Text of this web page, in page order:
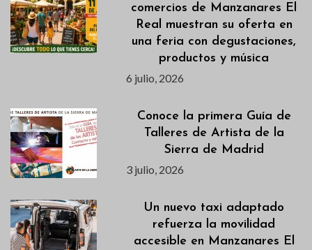
comercios de Manzanares El
Real muestran su oferta en
una feria con degustaciones,
productos y música
6 julio, 2026
Conoce la primera Guía de
Talleres de Artista de la
Sierra de Madrid
3 julio, 2026
Un nuevo taxi adaptado
refuerza la movilidad
accesible en Manzanares El